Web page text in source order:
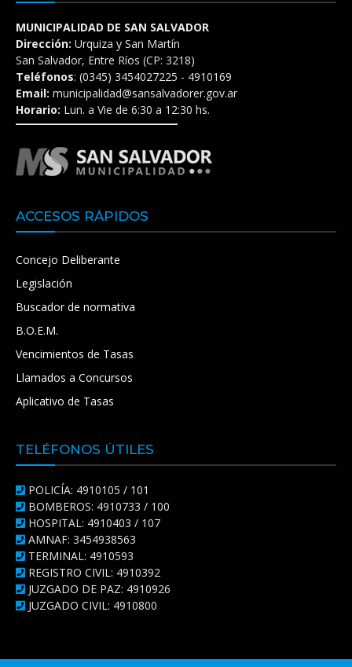
MUNICIPALIDAD DE SAN SALVADOR
Dirección: Urquiza y San Martín
San Salvador, Entre Ríos (CP: 3218)
Teléfonos: (0345) 3454027225 - 4910169
Email: municipalidad@sansalvadorer.gov.ar
Horario: Lun. a Vie de 6:30 a 12:30 hs.
ACCESOS RÁPIDOS
Concejo Deliberante
Legislación
Buscador de normativa
B.O.E.M.
Vencimientos de Tasas
Llamados a Concursos
Aplicativo de Tasas
TELÉFONOS ÚTILES
POLICÍA: 4910105 / 101
BOMBEROS: 4910733 / 100
HOSPITAL: 4910403 / 107
AMNAF: 3454938563
TERMINAL: 4910593
REGISTRO CIVIL: 4910392
JUZGADO DE PAZ: 4910926
JUZGADO CIVIL: 4910800